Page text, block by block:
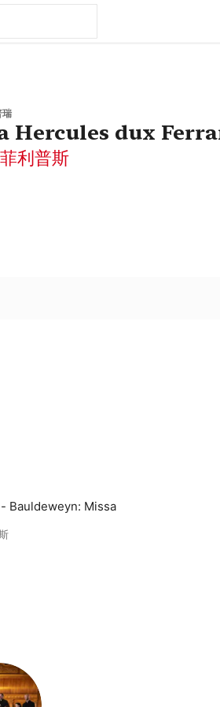
瑞
Hercules dux
利普斯
Bauldeweyn: Missa